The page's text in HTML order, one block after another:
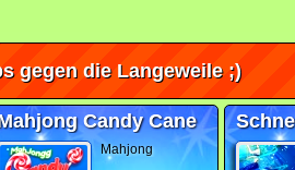
gegen die Langeweile ;)
Candy Cane
Mahjong